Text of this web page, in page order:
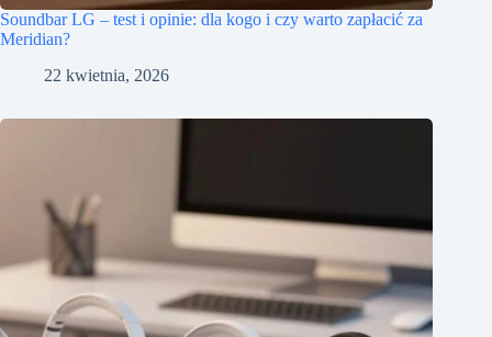
Soundbar LG – test i opinie: dla kogo i czy warto zapłacić za
Meridian?
22 kwietnia, 2026